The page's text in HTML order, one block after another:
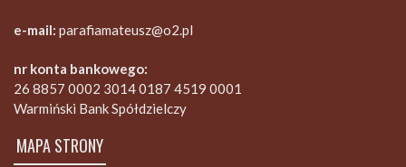
e-mail: parafiamateusz@o2.pl
nr konta bankowego:
26 8857 0002 3014 0187 4519 0001
Warmiński Bank Spółdzielczy
MAPA STRONY